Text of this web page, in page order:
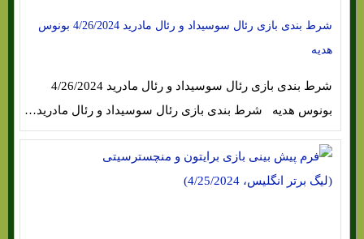
شرط بندی بازی رئال سوسیداد و رئال مادرید 4/26/2024 بونوس
هدیه
شرط بندی بازی رئال سوسیداد و رئال مادرید 4/26/2024
بونوس هدیه شرط بندی بازی رئال سوسیداد و رئال مادرید…